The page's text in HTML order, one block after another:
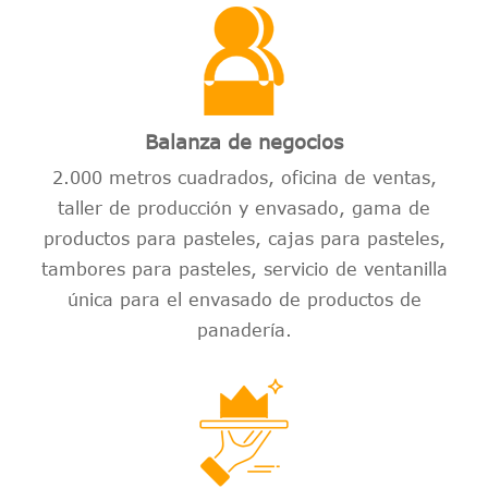
Balanza de negocios
2.000 metros cuadrados, oficina de ventas,
taller de producción y envasado, gama de
productos para pasteles, cajas para pasteles,
tambores para pasteles, servicio de ventanilla
única para el envasado de productos de
panadería.